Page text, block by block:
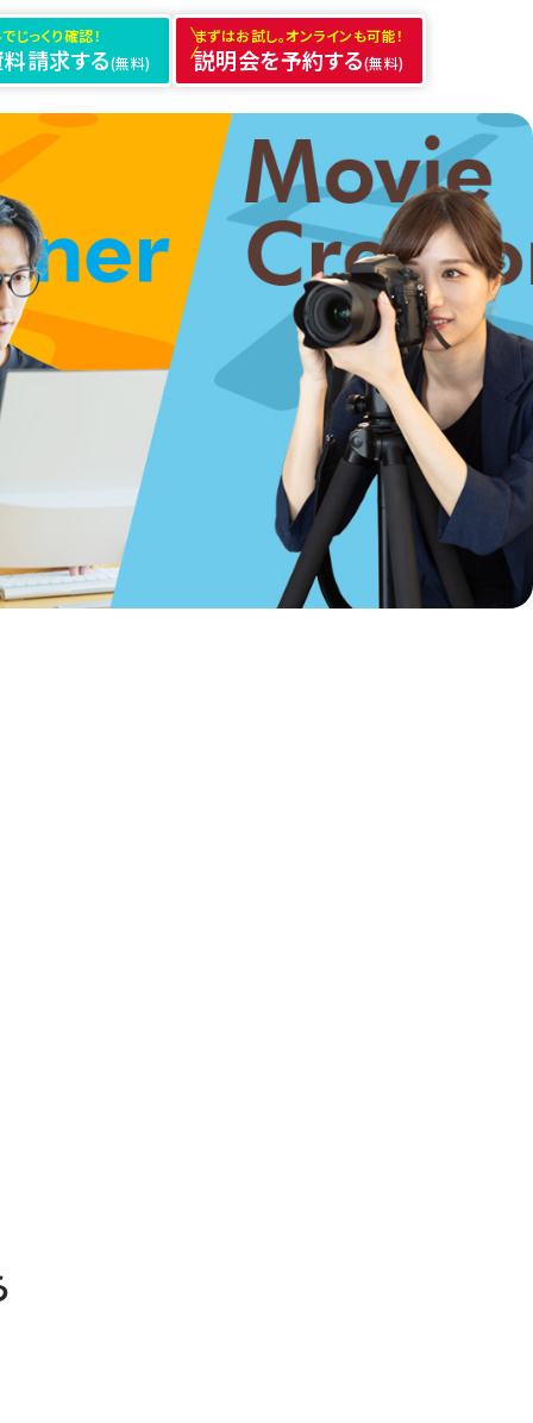
じっくり確認！
請求する(無料)
まずはお試し。オンラインも可能！
説明会を予約する(無料)